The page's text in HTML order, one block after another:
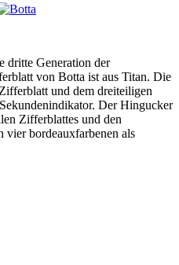
dritte Generation der
von Botta ist aus Titan. Die
und dem dreiteiligen
Der Hingucker
Zifferblattes und den
vier bordeauxfarbenen als